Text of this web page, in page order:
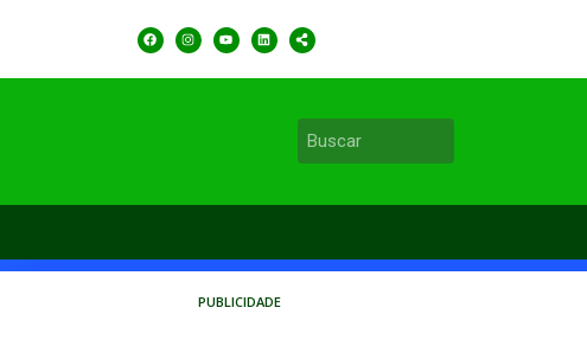
PUBLICIDADE